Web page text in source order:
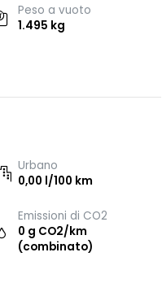
Peso a vuoto
1.495 kg
Urbano
0,00 l/100 km
Emissioni di CO2
0 g CO2/km
(combinato)